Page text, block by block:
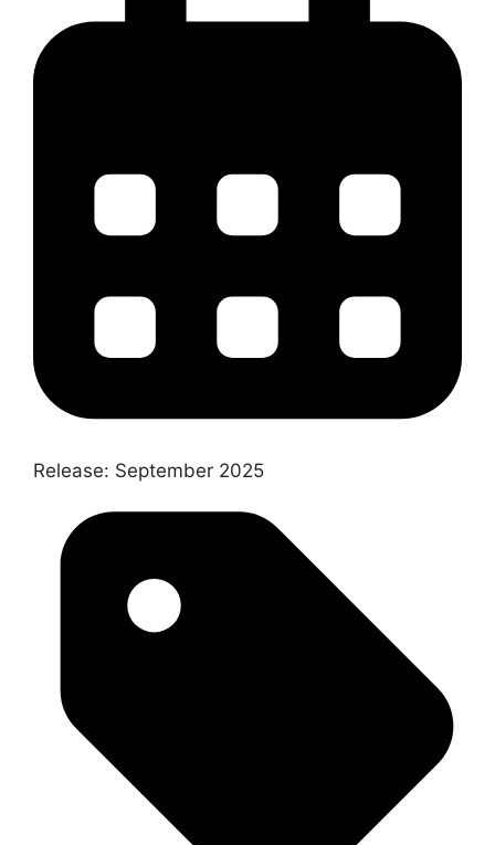
Release: September 2025